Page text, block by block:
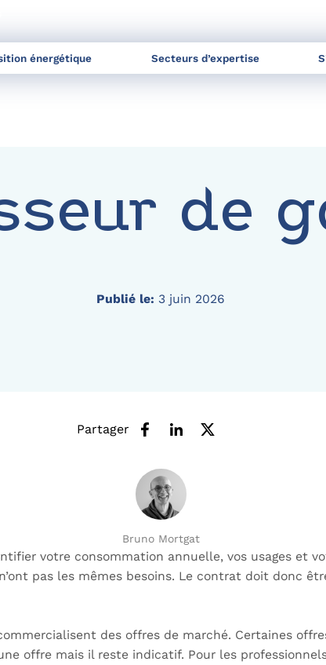
énergétique Secteurs d’expertise
de
Publié le: 3 juin 2026
Partager
Bruno Mortgat
votre consommation annuelle, vos usages et
pas les mêmes besoins. Le contrat doit donc
des offres de marché. Certaines
offre mais il reste indicatif. Pour les